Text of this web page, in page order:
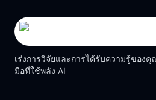
เร่งการวิจัยและการได้รับความรู้ของคุ
มือที่ใช้พลัง AI